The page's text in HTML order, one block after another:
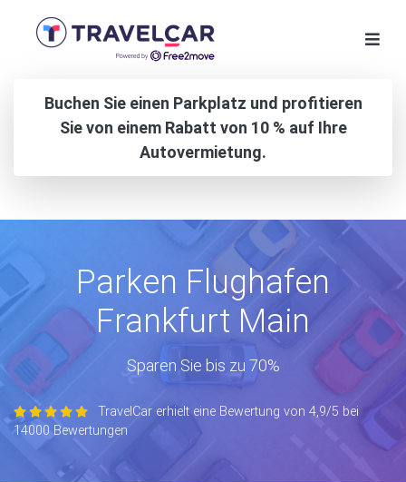
Buchen Sie einen Parkplatz und profitieren
Sie von einem Rabatt von 10 % auf Ihre
Autovermietung.
Parken Flughafen
Frankfurt Main
Sparen Sie bis zu 70%
TravelCar erhielt eine Bewertung von 4,9/5 bei
14000 Bewertungen